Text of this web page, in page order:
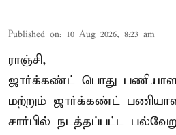
Published on: 10 Aug 2026, 8:23 am
ராஞ்சி,
ஜார்க்கண்ட் பொது
மற்றும் ஜார்க்கண்ட்
சார்பில் நடத்தப்பட்ட